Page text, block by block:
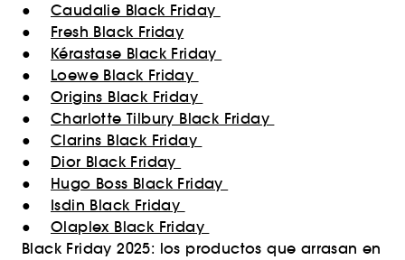
● Caudalie Black Friday
● Fresh Black Friday
● Kérastase Black Friday
● Loewe Black Friday
● Origins Black Friday
● Charlotte Tilbury Black Friday
● Clarins Black Friday
● Dior Black Friday
● Hugo Boss Black Friday
● Isdin Black Friday
● Olaplex Black Friday
Black Friday 2025: los productos que arrasan en